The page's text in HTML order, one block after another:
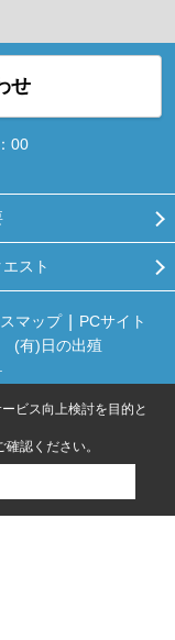
せ
00
スト
マップ
PCサイト
(有)日の出殖
ビス向上検討を目的と
確認ください。